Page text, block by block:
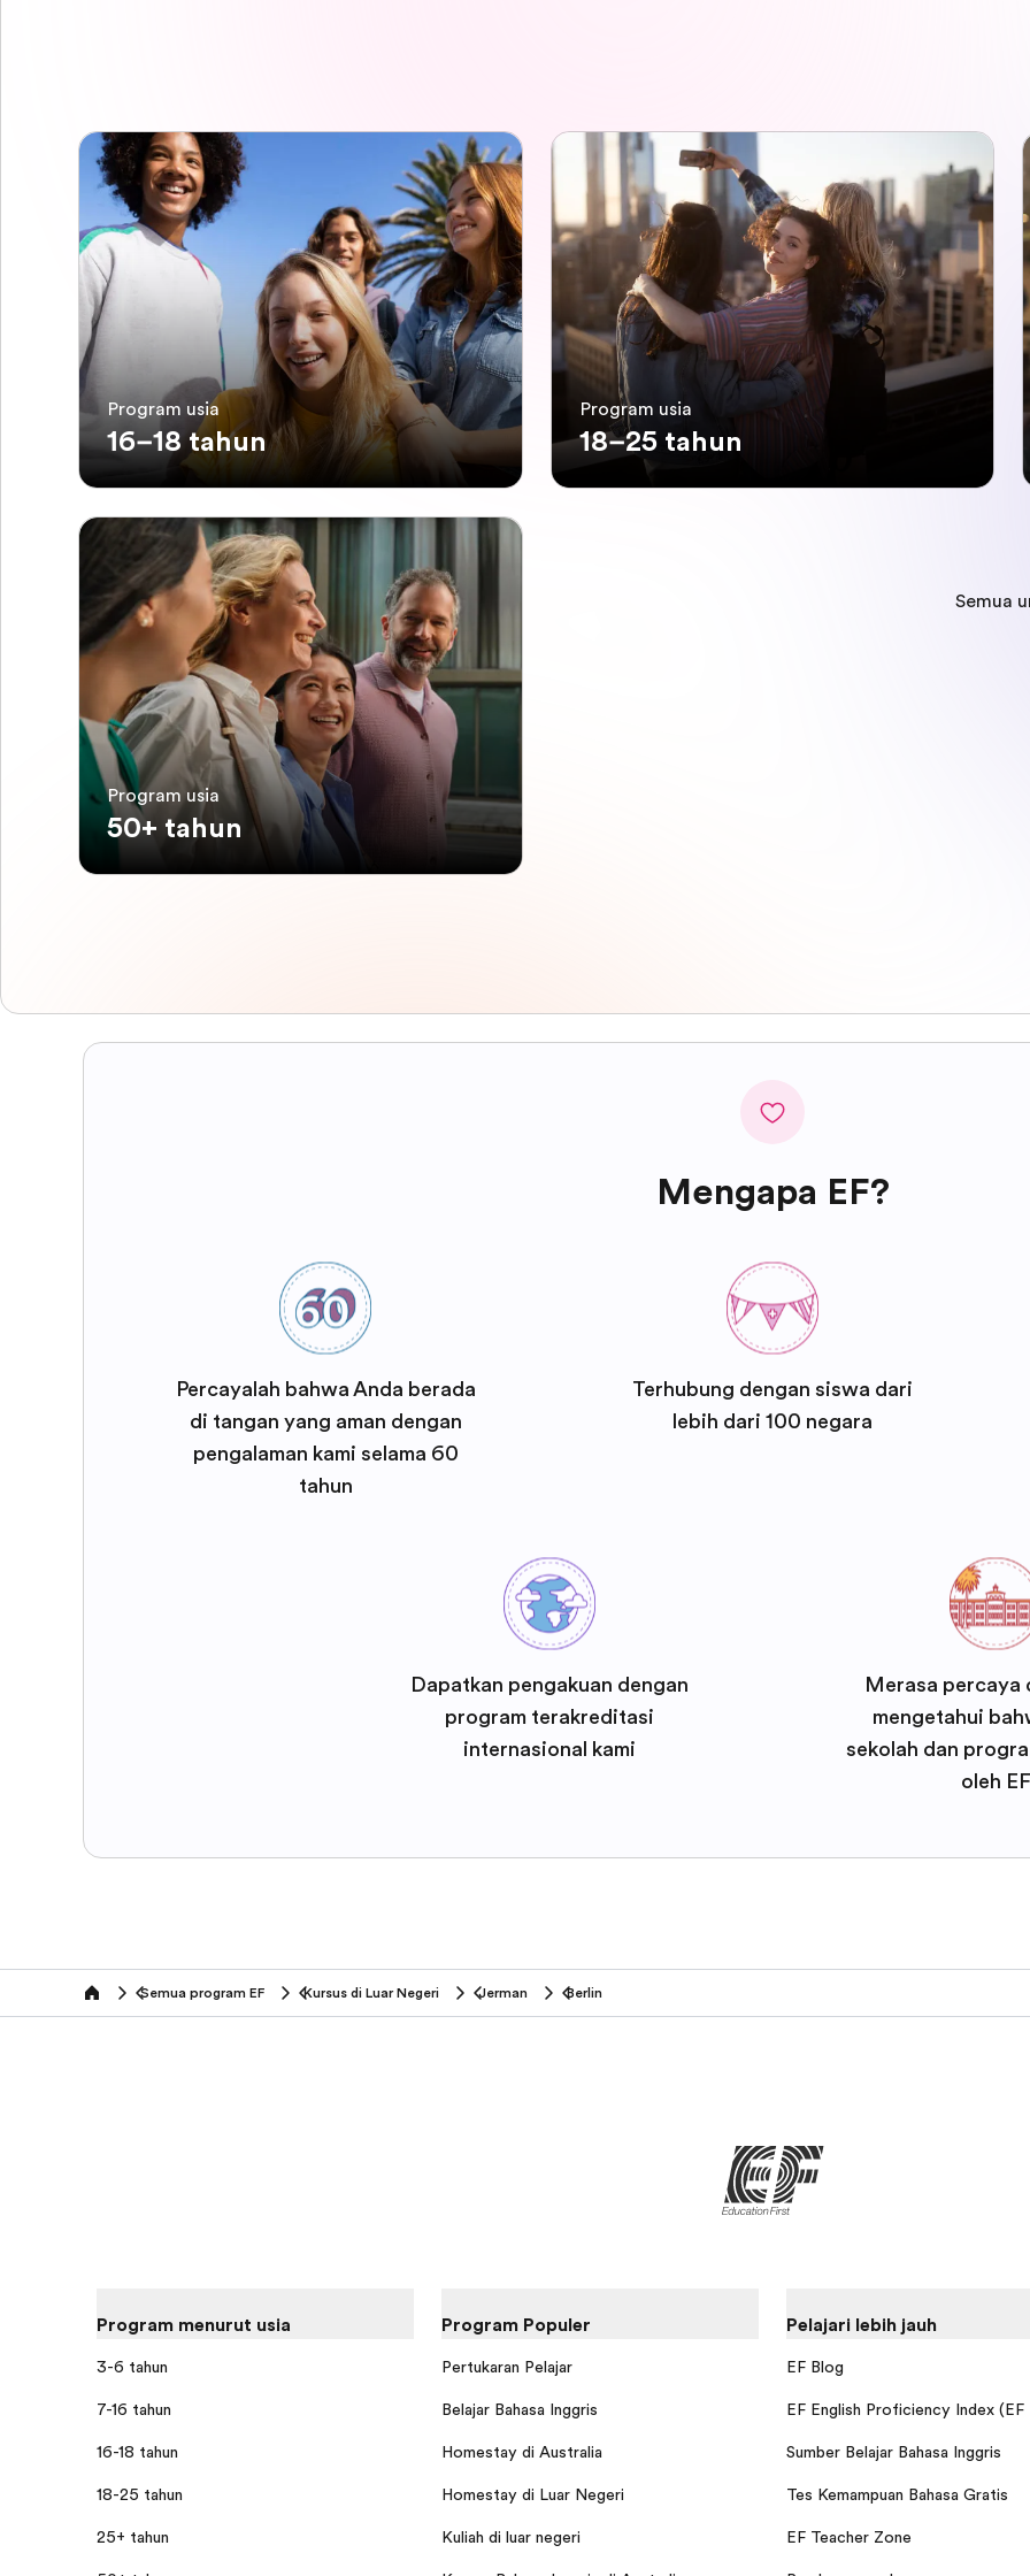
Program usia
16–18 tahun
Program usia
18–25 tahun
Program usia
50+ tahun
Semua
Mengapa EF?
Percayalah bahwa Anda berada
di tangan yang aman dengan
pengalaman kami selama 60
tahun
Terhubung dengan siswa dari
lebih dari 100 negara
Dapatkan pengakuan dengan
program terakreditasi
internasional kami
Merasa percaya
mengetahui
sekolah dan
oleh EF
home Semua program EF Kursus di Luar Negeri Jerman Berlin
Program menurut usia
3-6 tahun
7-16 tahun
16-18 tahun
18-25 tahun
25+ tahun
Program Populer
Pertukaran Pelajar
Belajar Bahasa Inggris
Homestay di Australia
Homestay di Luar Negeri
Kuliah di luar negeri
Pelajari lebih jauh
EF Blog
EF English Proficiency Index (EF
Sumber Belajar Bahasa Inggris
Tes Kemampuan Bahasa Gratis
EF Teacher Zone